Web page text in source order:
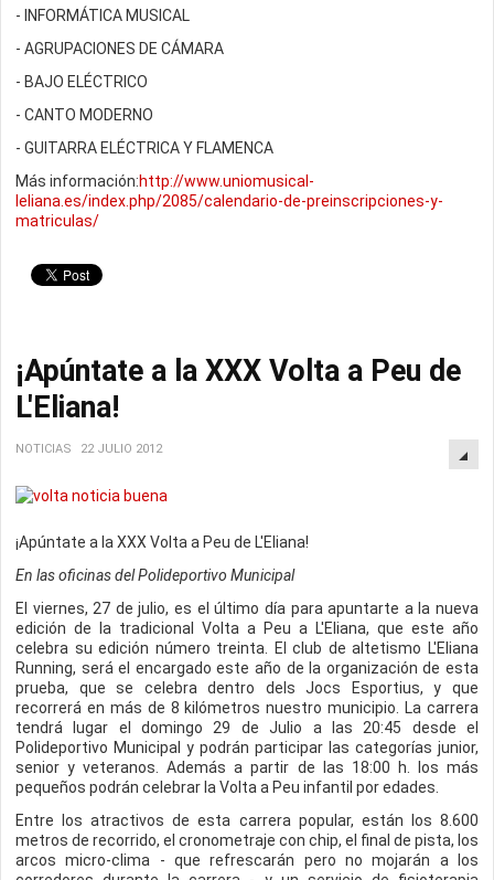
- INFORMÁTICA MUSICAL
- AGRUPACIONES DE CÁMARA
- BAJO ELÉCTRICO
- CANTO MODERNO
- GUITARRA ELÉCTRICA Y FLAMENCA
Más información:http://www.uniomusical-
leliana.es/index.php/2085/calendario-de-preinscripciones-y-
matriculas/
¡Apúntate a la XXX Volta a Peu de
L'Eliana!
NOTICIAS 22 JULIO 2012
¡Apúntate a la XXX Volta a Peu de L'Eliana!
En las oficinas del Polideportivo Municipal
El viernes, 27 de julio, es el último día para apuntarte a la nueva
edición de la tradicional Volta a Peu a L'Eliana, que este año
celebra su edición número treinta. El club de altetismo L'Eliana
Running, será el encargado este año de la organización de esta
prueba, que se celebra dentro dels Jocs Esportius, y que
recorrerá en más de 8 kilómetros nuestro municipio. La carrera
tendrá lugar el domingo 29 de Julio a las 20:45 desde el
Polideportivo Municipal y podrán participar las categorías junior,
senior y veteranos. Además a partir de las 18:00 h. los más
pequeños podrán celebrar la Volta a Peu infantil por edades.
Entre los atractivos de esta carrera popular, están los 8.600
metros de recorrido, el cronometraje con chip, el final de pista, los
arcos micro-clima - que refrescarán pero no mojarán a los